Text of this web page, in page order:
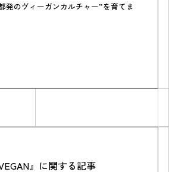
発のヴィーガンカルチャー”を育てま
』に関する記事